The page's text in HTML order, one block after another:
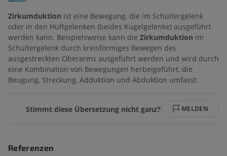
Zirkumduktion ist eine Bewegung, die im Schultergelenk
oder in den Hüftgelenken (beides Kugelgelenke) ausgeführt
werden kann. Beispielsweise kann die Zirkumduktion im
Schultergelenk durch kreisförmiges Bewegen des
ausgestreckten Oberarms ausgeführt werden und wird durch
eine Kombination von Bewegungen herbeigeführt, die
Beugung, Streckung, Adduktion und Abduktion umfasst.
Stimmt diese Übersetzung nicht ganz? MELDEN
Referenzen